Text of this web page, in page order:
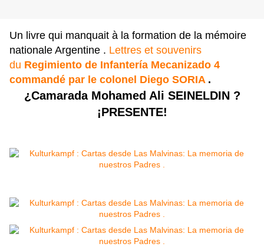
Un livre qui manquait à la formation de la mémoire
nationale Argentine . Lettres et souvenirs
du Regimiento de Infantería Mecanizado 4
commandé par le colonel Diego SORIA.
¿Camarada Mohamed Ali SEINELDIN ?
¡PRESENTE!